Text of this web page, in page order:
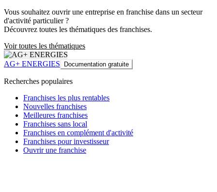
Vous souhaitez ouvrir une entreprise en franchise dans un secteur
d'activité particulier ?
Découvrez toutes les thématiques des franchises.
Voir toutes les thématiques
AG+ ENERGIES Documentation gratuite
Recherches populaires
Franchises les plus rentables
Nouvelles franchises
Meilleures franchises
Franchises sans local
Franchises en complément d'activité
Franchises pour investisseur
Ouvrir une franchise